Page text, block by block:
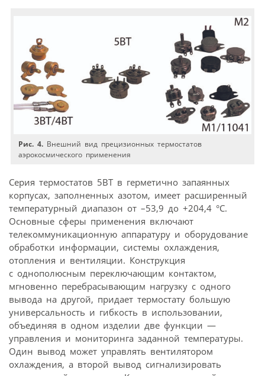
Рис. 4. Внешний вид прецизионных термостатов
аэрокосмического применения
Серия термостатов 5BT в герметично запаянных
корпусах, заполненных азотом, имеет расширенный
температурный диапазон от –53,9 до +204,4 °C.
Основные сферы применения включают
телекоммуникационную аппаратуру и оборудование
обработки информации, системы охлаждения,
отопления и вентиляции. Конструкция
с однополюсным переключающим контактом,
мгновенно перебрасывающим нагрузку с одного
вывода на другой, придает термостату большую
универсальность и гибкость в использовании,
объединяя в одном изделии две функции —
управления и мониторинга заданной температуры.
Один вывод может управлять вентилятором
охлаждения, а второй вывод сигнализировать